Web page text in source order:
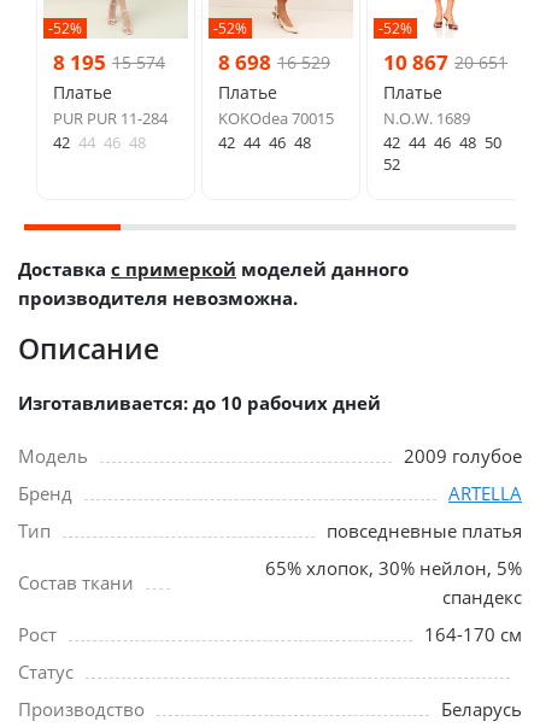
-52%
8 195 15 574
Платье
PUR PUR 11-284
42 44 46 48
-52%
8 698 16 529
Платье
KOKOdea 70015
42 44 46 48
-52%
10 867 20 651
Платье
N.O.W. 1689
42 44 46 48 50
52
Доставка с примеркой моделей данного
производителя невозможна.
Описание
Изготавливается: до 10 рабочих дней
Модель
2009 голубое
Бренд
ARTELLA
Тип
повседневные платья
Состав ткани
65% хлопок, 30% нейлон, 5%
спандекс
Рост
164-170 см
Статус
Производство
Беларусь